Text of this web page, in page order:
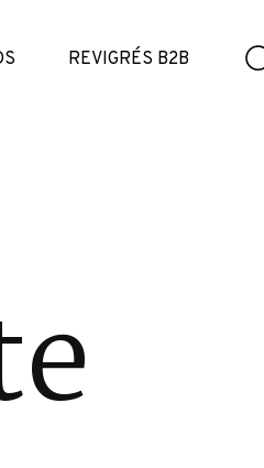
REVIGRÉS B2B